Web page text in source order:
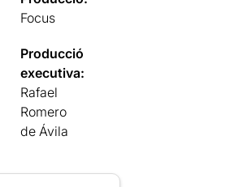
Focus
Producció
executiva:
Rafael
Romero
de Ávila